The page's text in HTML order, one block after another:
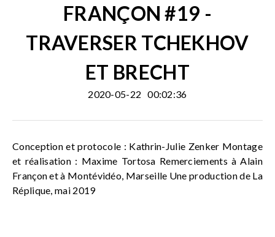
FRANÇON #19 -
TRAVERSER TCHEKHOV
ET BRECHT
2020-05-22 00:02:36
Conception et protocole : Kathrin-Julie Zenker Montage
et réalisation : Maxime Tortosa Remerciements à Alain
Françon et à Montévidéo, Marseille Une production de La
Réplique, mai 2019